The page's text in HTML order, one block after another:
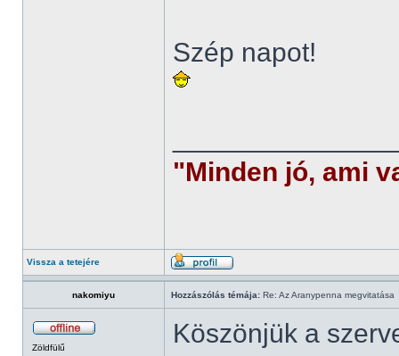
Szép napot!
"Minden jó, ami
Vissza a tetejére
nakomiyu Hozzászólás témája: Re: Az Aranypenna megvitatása
Zöldfülű Köszönjük a